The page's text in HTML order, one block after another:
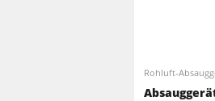
Rohluft-